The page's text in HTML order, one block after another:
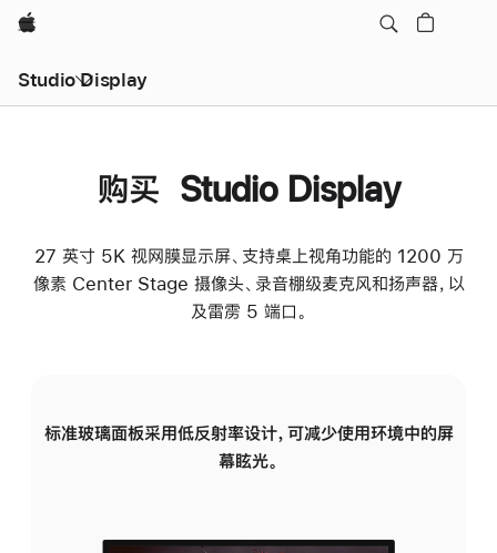
Apple
Studio Display
购买 Studio Display
27 英寸 5K 视网膜显示屏、支持桌上视角功能的 1200 万
像素 Center Stage 摄像头、录音棚级麦克风和扬声器，以
及雷雳 5 端口。
标准玻璃面板采用低反射率设计，可减少使用环境中的屏
幕眩光。